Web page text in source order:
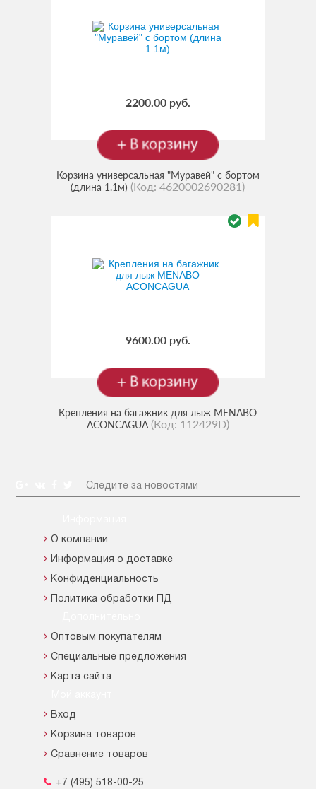
2200.00 руб.
Корзина универсальная "Муравей" с бортом
(длина 1.1м) (Код:4620002690281)
9600.00 руб.
Крепления на багажник для лыж MENABO
ACONCAGUA (Код: 112429D)
Следите за новостями
О компании
Информация о доставке
Конфиденциальность
Политика обработки ПД
Оптовым покупателям
Специальные предложения
Карта сайта
Вход
Корзина товаров
Сравнение товаров
+7 (495) 518-00-25